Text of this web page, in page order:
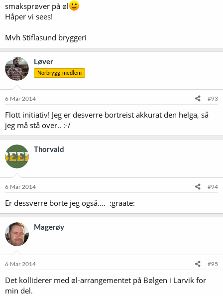
smaksprøver på øl
Håper vi sees!
Mvh Stiflasund bryggeri
Løver
Norbrygg-medlem
6 Mar 2014 #93
Flott initiativ! Jeg er desverre bortreist akkurat den helga, så
jeg må stå over.. :-/
Thorvald
6 Mar 2014 #94
Er dessverre borte jeg også.... :graate:
Magerøy
6 Mar 2014 #95
Det kolliderer med øl-arrangementet på Bølgen i Larvik for
min del.